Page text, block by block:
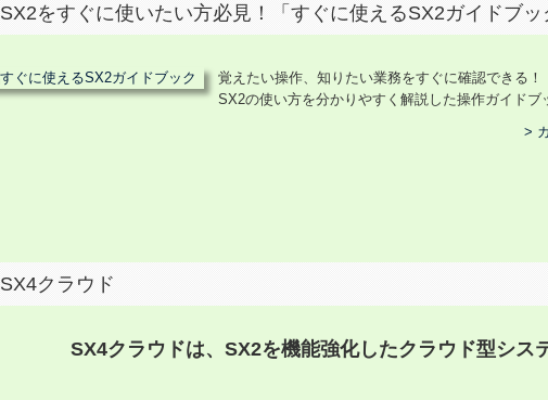
SX2をすぐに使いたい方必見！「すぐに使えるSX2ガイドブッ
覚えたい操作、知りたい業務をすぐに確認できる！
SX2の使い方を分かりやすく解説した操作ガイドブ
>
SX4クラウド
SX4クラウドは、SX2を機能強化したクラウド型シス